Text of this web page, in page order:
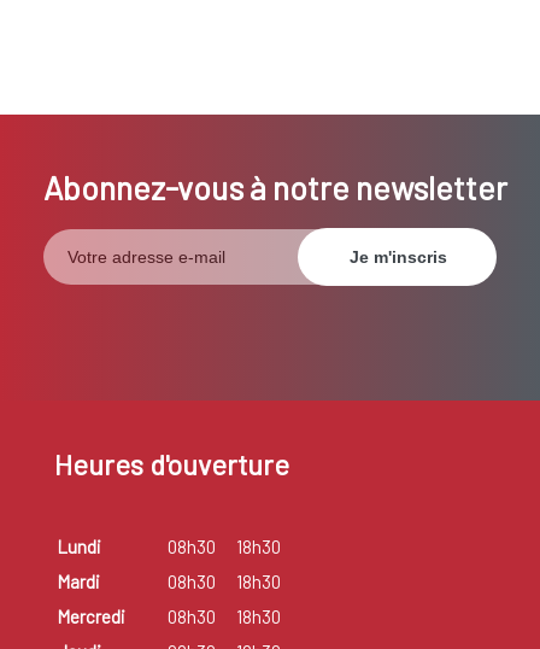
Abonnez-vous à notre newsletter
Heures d'ouverture
Lundi 08h30
18h30
Mardi
08h30
18h30
Mercredi
08h30
18h30